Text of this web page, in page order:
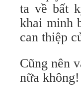
ta về bất
khai minh
can thiệp
Cũng nên
nữa không!